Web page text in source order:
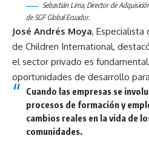
Sebastián Lima, Director de
de SGF Global Ecuador.
José Andrés Moya, Especialista
de Children International,
el sector privado es
oportunidades de desarrollo
Cuando las empresas se
procesos de formación y
cambios reales en la vida de
comunidades.